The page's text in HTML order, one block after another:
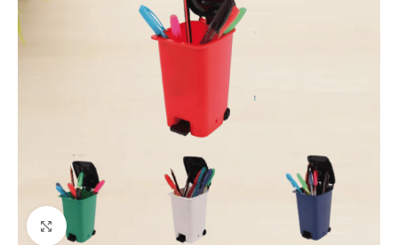
Cliquez pour agrandir